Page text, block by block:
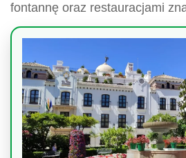
fontannę oraz restauracjami